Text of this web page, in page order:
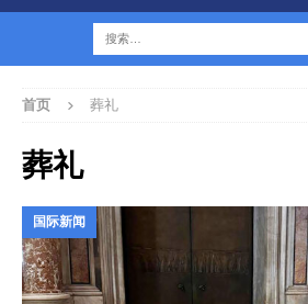
首页 葬礼
葬礼
国际新闻